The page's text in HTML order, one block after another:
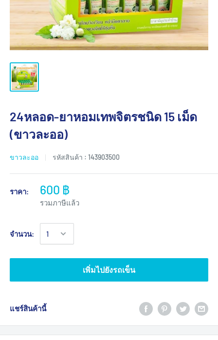
24หลอด-ยาหอมเทพจิตรชนิด 15 เม็ด
(ขาวละออ)
ขาวละออ รหัสสินค้า : 143903500
ราคา: 600 ฿
รวมภาษีแล้ว
จำนวน:
เพิ่มไปยังรถเข็น
แชร์สินค้านี้